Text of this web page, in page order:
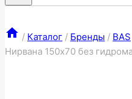
/ Каталог / Бренды / BAS
Нирвана 150х70 без